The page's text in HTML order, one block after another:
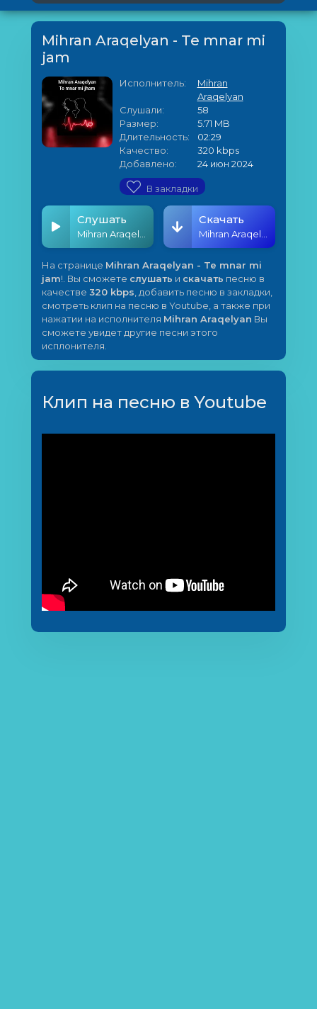
Mihran Araqelyan - Te mnar mi
jam
Исполнитель:
Mihran
Araqelyan
Слушали:
58
Размер:
5.71 MB
Длительность:
02:29
Качество:
320 kbps
Добавлено:
24 июн 2024
В закладки
Слушать Скачать
На странице Mihran Araqelyan - Te mnar mi
jam!. Вы сможете слушать и скачать песню в
качестве 320 kbps , добавить песню в закладки,
смотреть клип на песню в Youtube, а также при
нажатии на исполнителя Mihran Araqelyan Вы
сможете увидет другие песни этого
исплонителя.
Клип на песню в Youtube